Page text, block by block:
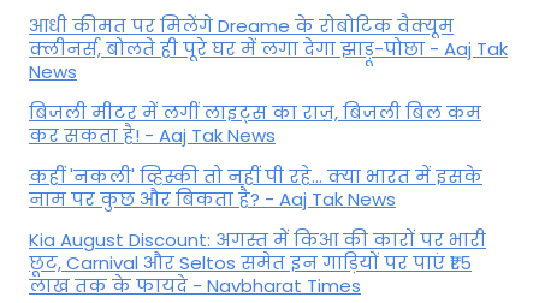
आधी कीमत पर मिलेंगे Dreame के रोबोटिक वैक्यूम
क्लीनर्स, बोलते ही पूरे घर में लगा देगा झाड़ू-पोछा - Aaj Tak
News
बिजली मीटर में लगीं लाइट्स का राज़, बिजली बिल कम
कर सकता है! - Aaj Tak News
कहीं 'नकली' व्हिस्की तो नहीं पी रहे... क्या भारत में इसके
नाम पर कुछ और बिकता है? - Aaj Tak News
Kia August Discount: अगस्त में किआ की कारों पर भारी
छूट, Carnival और Seltos समेत इन गाड़ियों पर पाएं ₹1.5
लाख तक के फायदे - Navbharat Times